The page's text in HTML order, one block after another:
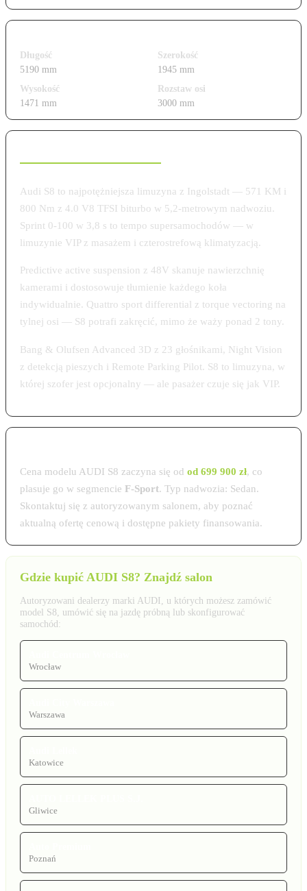
Długość
5190 mm
Szerokość
1945 mm
Wysokość
1471 mm
Rozstaw osi
3000 mm
Audi S8 to najpotężniejsza limuzyna z Ingolstadt — 571 KM i
800 Nm z 4.0 V8 TFSI biturbo w 5,2-metrowym nadwoziu.
Sprint 0-100 w 3,8 s to tempo supersamochodów — w
limuzynie VIP z masażem i czterostrefową klimatyzacją.
Predictive active suspension z 48V skanuje nawierzchnię
kamerami i dostosowuje tłumienie każdego koła
indywidualnie. Quattro sport differential z torque vectoring na
tylnej osi — S8 potrafi zakręcić, mimo że waży ponad 2 tony.
Bang & Olufsen Advanced 3D z 23 głośnikami, Night Vision
z detekcją pieszych i Remote Parking Pilot. S8 to limuzyna, w
której szofer jest opcjonalny — ale pasażer czuje się jak VIP.
Cena modelu AUDI S8 zaczyna się od od 699 900 zł, co
plasuje go w segmencie F-Sport. Typ nadwozia: Sedan.
Skontaktuj się z autoryzowanym salonem, aby poznać
aktualną ofertę cenową i dostępne pakiety finansowania.
Gdzie kupić AUDI S8? Znajdź salon
Autoryzowani dealerzy marki AUDI, u których możesz zamówić
model S8, umówić się na jazdę próbną lub skonfigurować
samochód:
Wrocław
Warszawa
Katowice
Gliwice
Poznań